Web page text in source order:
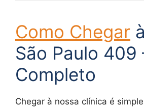
Como Chegar
São Paulo
Completo
Chegar à nossa clínica é